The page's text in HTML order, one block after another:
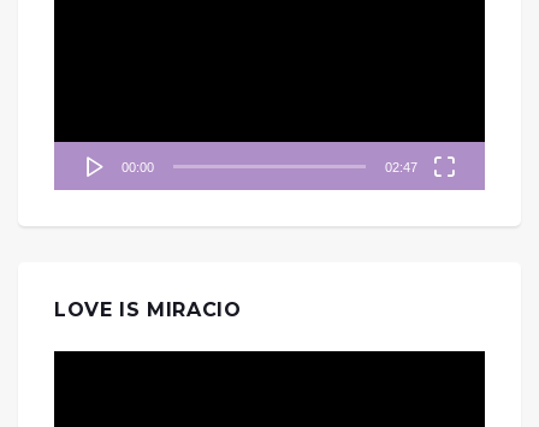
00:00 02:47
LOVE IS MIRACIO